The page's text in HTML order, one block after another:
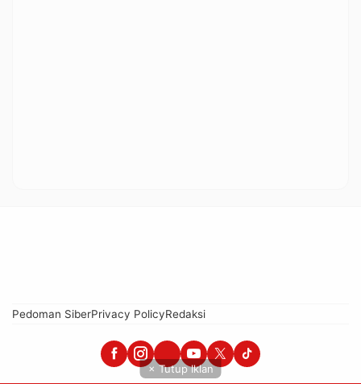
Pedoman SiberPrivacy PolicyRedaksi
× Tutup Iklan